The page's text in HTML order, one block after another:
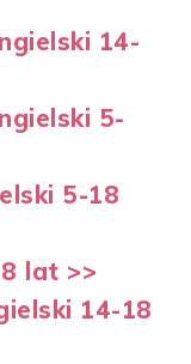
14-
5-
5-18
lat >>
14-18